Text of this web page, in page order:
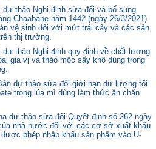
thảo Nghị định sửa đổi và bổ sung
Chaabane năm 1442 (ngày 26/3/2021)
vệ sinh đối với mứt trái cây và các sản
thị trường.
dự thảo Nghị định quy định về chất lượng
gia vị và thảo mộc sấy khô dùng trong
dự thảo sửa đổi giới hạn dư lượng tối
trong lúa mì dùng làm thức ăn chăn
dự thảo sửa đổi Quyết định số 262 ngày
nhà nước đối với các cơ sở xuất khẩu
phép nhập khẩu sản phẩm vào U-